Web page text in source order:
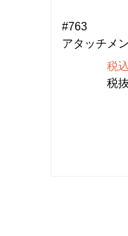
#763
アタッチメ
税
税